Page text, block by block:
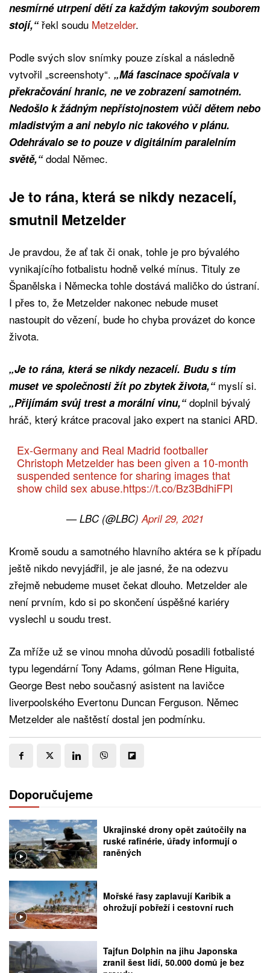
nesmírné utrpení dětí za každým takovým souborem
stojí,“řekl soudu Metzelder.
Podle svých slov snímky pouze získal a následně
vytvořil „screenshoty“. „Má fascinace spočívala v
překračování hranic, ne ve zobrazení samotném.
Nedošlo k žádným nepřístojnostem vůči dětem nebo
mladistvým a ani nebylo nic takového v plánu.
Odehrávalo se to pouze v digitálním paralelním
světě,“dodal Němec.
Je to rána, která se nikdy nezacelí,
smutnil Metzelder
Je pravdou, že ať tak či onak, tohle je pro bývalého
vynikajícího fotbalistu hodně velké mínus. Tituly ze
Španělska i Německa tohle dostává maličko do ústraní.
I přes to, že Metzelder nakonec nebude muset
nastoupit do vězení, bude ho chyba provázet do konce
života.
„Je to rána, která se nikdy nezacelí. Budu s tím
muset ve společnosti žít po zbytek života,“ myslí si.
„Přijímám svůj trest a morální vinu,“doplnil bývalý
hráč, který krátce pracoval jako expert na stanici ARD.
Ex-Germany and Real Madrid footballer
Christoph Metzelder has been given a 10-month
suspended sentence for sharing images that
show child sex abuse.https://t.co/Bz3BdhiFPl
— LBC (@LBC)April 29, 2021
Kromě soudu a samotného hlavního aktéra se k případu
ještě nikdo nevyjádřil, je ale jasné, že na odezvu
zřejmě nebudeme muset čekat dlouho. Metzelder ale
není prvním, kdo si po skončení úspěšné kariéry
vyslechl u soudu trest.
Za mříže už se vinou mnoha důvodů posadili fotbalisté
typu legendární Tony Adams, gólman Rene Higuita,
George Best nebo současný asistent na lavičce
liverpoolského Evertonu Duncan Ferguson. Němec
Metzelder ale naštěstí dostal jen podmínku.
Doporučujeme
Ukrajinské drony opět zaútočily na
ruské rafinérie, úřady informují o
raněných
Mořské řasy zaplavují Karibik a
ohrožují pobřeží i cestovní ruch
Tajfun Dolphin na jihu Japonska
zranil šest lidí, 50.000 domů je bez